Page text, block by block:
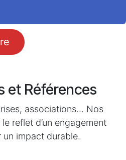
et Références
associations… Nos
reflet d’un engagement
impact durable.